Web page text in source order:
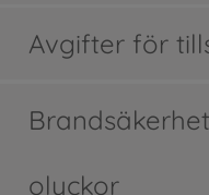
Avgifter för
olyckor